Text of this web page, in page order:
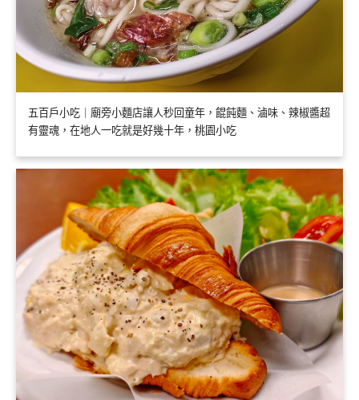
五百戶小吃｜廟旁小麵店讓人秒回童年，餛飩麵、滷味、辣椒醬超
有靈魂，在地人一吃就是好幾十年，桃園小吃